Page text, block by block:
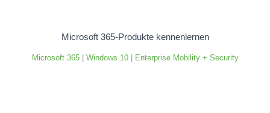
Microsoft 365-Produkte kennenlernen
Microsoft 365| Windows 10| Enterprise Mobility + Security